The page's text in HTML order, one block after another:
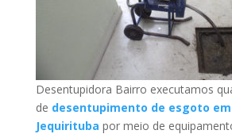
Desentupidora Bairro executamos
de desentupimento de esgoto em
Jequirituba por meio de